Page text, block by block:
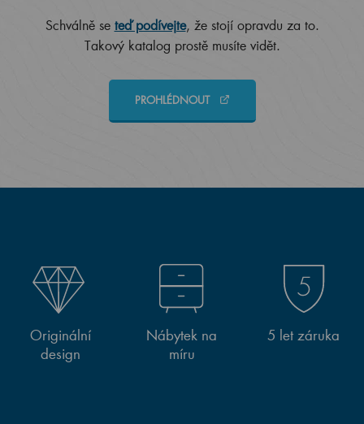
Schválně se teď podívejte, že stojí opravdu za to.
Takový katalog prostě musíte vidět.
PROHLÉDNOUT
Originální
design
Nábytek na
míru
5 let záruka